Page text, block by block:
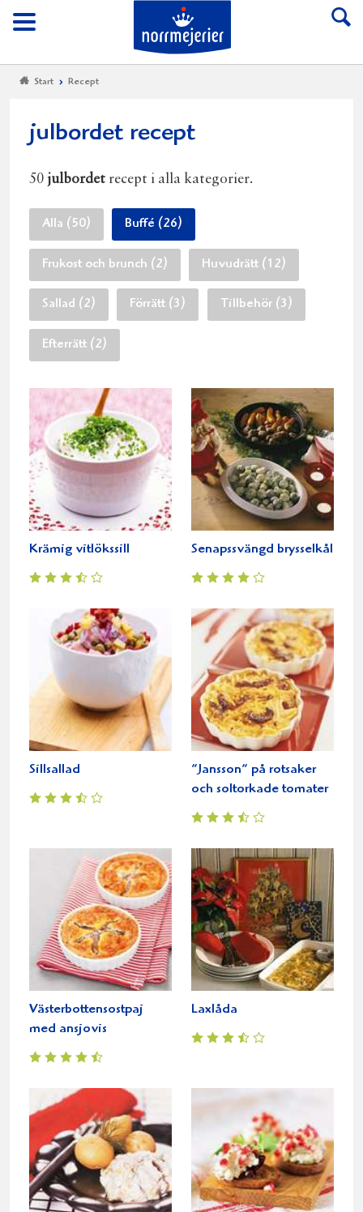
Meny
Till Norrmejerier
Start Recept
julbordet recept
50 julbordet recept i alla kategorier.
Alla (50) Buffé (26)
Frukost och brunch (2) Huvudrätt (12)
Sallad (2) Förrätt (3) Tillbehör (3)
Efterrätt (2)
Krämig vitlökssill Senapssvängd brysselkål
Sillsallad
”Jansson” på rotsaker
och soltorkade tomater
Västerbottensostpaj
med ansjovis
Laxlåda